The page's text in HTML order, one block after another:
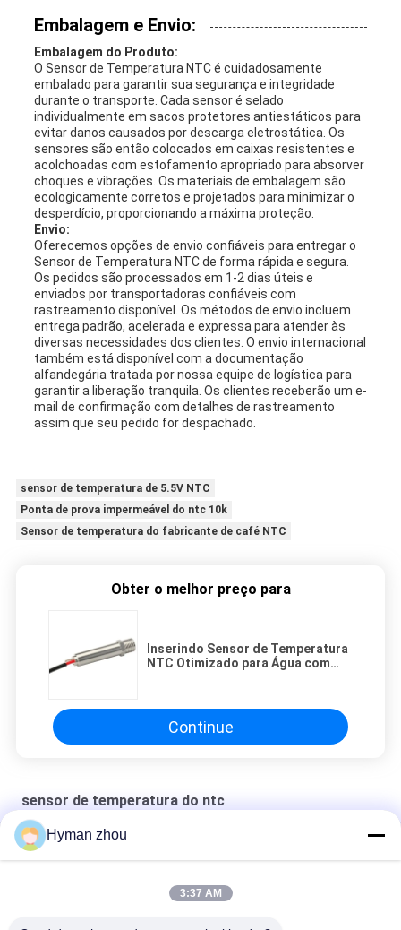
Embalagem e Envio:
Embalagem do Produto:
O Sensor de Temperatura NTC é cuidadosamente
embalado para garantir sua segurança e integridade
durante o transporte. Cada sensor é selado
individualmente em sacos protetores antiestáticos para
evitar danos causados por descarga eletrostática. Os
sensores são então colocados em caixas resistentes e
acolchoadas com estofamento apropriado para absorver
choques e vibrações. Os materiais de embalagem são
ecologicamente corretos e projetados para minimizar o
desperdício, proporcionando a máxima proteção.
Envio:
Oferecemos opções de envio confiáveis para entregar o
Sensor de Temperatura NTC de forma rápida e segura.
Os pedidos são processados em 1-2 dias úteis e
enviados por transportadoras confiáveis com
rastreamento disponível. Os métodos de envio incluem
entrega padrão, acelerada e expressa para atender às
diversas necessidades dos clientes. O envio internacional
também está disponível com a documentação
alfandegária tratada por nossa equipe de logística para
garantir a liberação tranquila. Os clientes receberão um e-
mail de confirmação com detalhes de rastreamento
assim que seu pedido for despachado.
sensor de temperatura de 5.5V NTC
Ponta de prova impermeável do ntc 10k
Sensor de temperatura do fabricante de café NTC
Obter o melhor preço para
Inserindo Sensor de Temperatura
NTC Otimizado para Água com
Monitoramento de Temperatura
Preciso
Continue
sensor de temperatura do ntc
Sensor de temperatura da água do carro
NTC RTD USD IN FOOD THERMOMETER
Hyman zhou
3:37 AM